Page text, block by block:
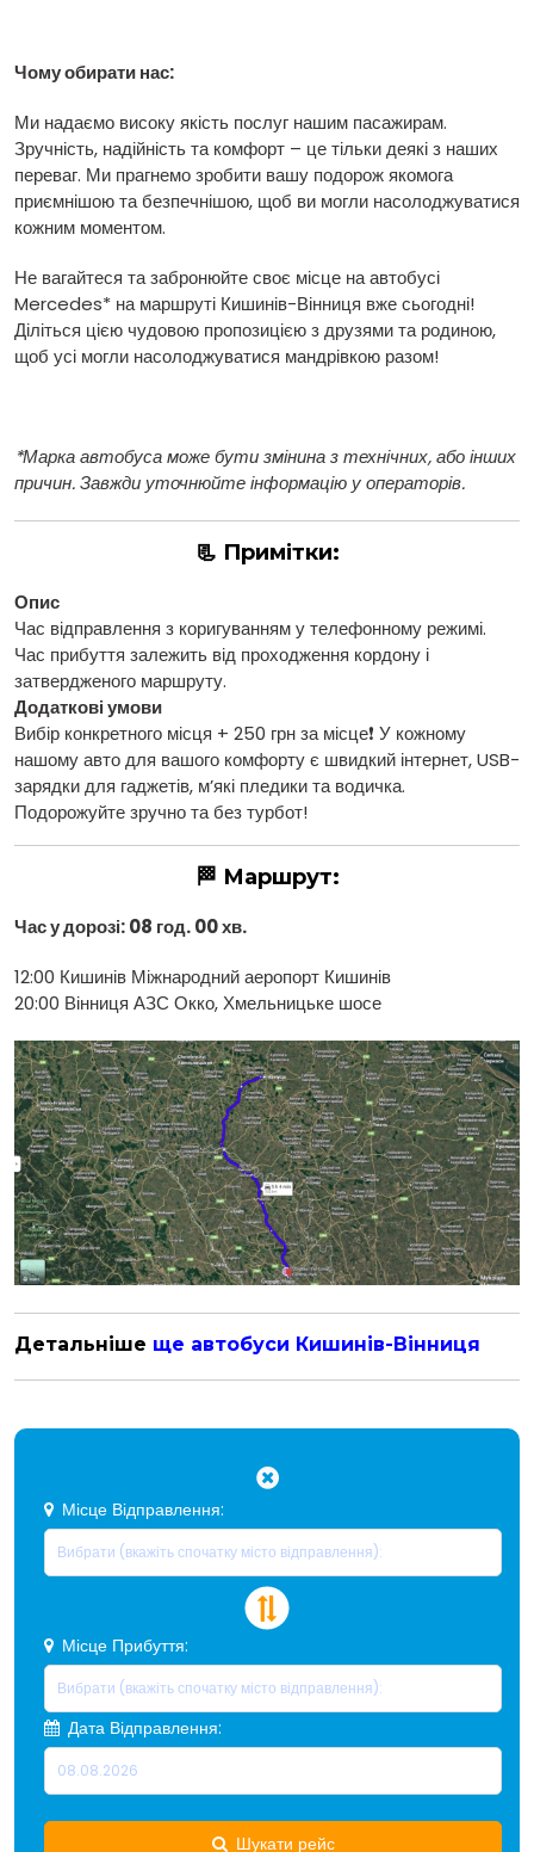
Чому обирати нас:
Ми надаємо високу якість послуг нашим пасажирам.
Зручність, надійність та комфорт – це тільки деякі з наших
переваг. Ми прагнемо зробити вашу подорож якомога
приємнішою та безпечнішою, щоб ви могли насолоджуватися
кожним моментом.
Не вагайтеся та забронюйте своє місце на автобусі
Mercedes* на маршруті Кишинів-Вінниця вже сьогодні!
Діліться цією чудовою пропозицією з друзями та родиною,
щоб усі могли насолоджуватися мандрівкою разом!
*Марка автобуса може бути змінина з технічних, або інших
причин. Завжди уточнюйте інформацію у операторів.
📃 Примітки:
Опис
Час відправлення з коригуванням у телефонному режимі.
Час прибуття залежить від проходження кордону і
затвердженого маршруту.
Додаткові умови
Вибір конкретного місця + 250 грн за місце❗️ У кожному
нашому авто для вашого комфорту є швидкий інтернет, USB-
зарядки для гаджетів, м’які пледики та водичка.
Подорожуйте зручно та без турбот!
🏁 Маршрут:
Час у дорозі: 08 год. 00 хв.
12:00 Кишинів Міжнародний аеропорт Кишинів
20:00 Вінниця АЗС Окко, Хмельницьке шосе
Детальніше ще автобуси Кишинів-Вінниця
Місце Відправлення:
Місце Прибуття:
Дата Відправлення:
Шукати рейс